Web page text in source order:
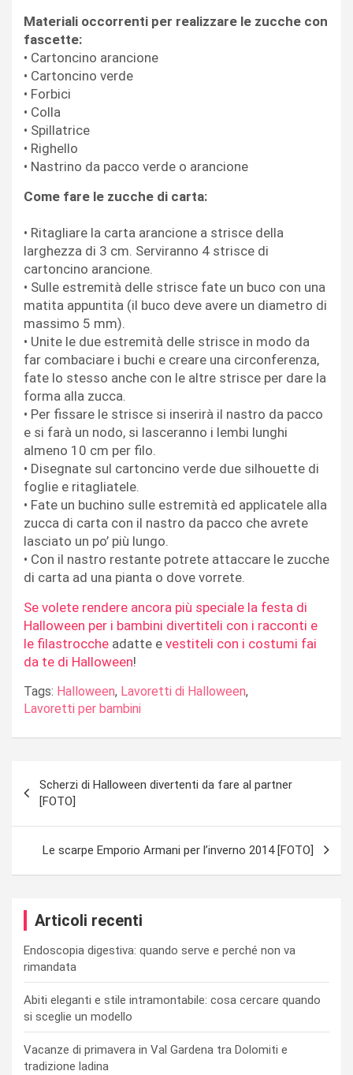
Materiali occorrenti per realizzare le zucche con
fascette:
• Cartoncino arancione
• Cartoncino verde
• Forbici
• Colla
• Spillatrice
• Righello
• Nastrino da pacco verde o arancione
Come fare le zucche di carta:
• Ritagliare la carta arancione a strisce della
larghezza di 3 cm. Serviranno 4 strisce di
cartoncino arancione.
• Sulle estremità delle strisce fate un buco con una
matita appuntita (il buco deve avere un diametro di
massimo 5 mm).
• Unite le due estremità delle strisce in modo da
far combaciare i buchi e creare una circonferenza,
fate lo stesso anche con le altre strisce per dare la
forma alla zucca.
• Per fissare le strisce si inserirà il nastro da pacco
e si farà un nodo, si lasceranno i lembi lunghi
almeno 10 cm per filo.
• Disegnate sul cartoncino verde due silhouette di
foglie e ritagliatele.
• Fate un buchino sulle estremità ed applicatele alla
zucca di carta con il nastro da pacco che avrete
lasciato un po’ più lungo.
• Con il nastro restante potrete attaccare le zucche
di carta ad una pianta o dove vorrete.
Se volete rendere ancora più speciale la festa di
Halloween per i bambini divertiteli con i racconti e
le filastrocche adatte e vestiteli con i costumi fai
da te di Halloween!
Tags: Halloween, Lavoretti di Halloween,
Lavoretti per bambini
articoli
Scherzi di Halloween divertenti da fare al partner
[FOTO]
Le scarpe Emporio Armani per l’inverno 2014 [FOTO]
Articoli recenti
Endoscopia digestiva: quando serve e perché non va
rimandata
Abiti eleganti e stile intramontabile: cosa cercare quando
si sceglie un modello
Vacanze di primavera in Val Gardena tra Dolomiti e
tradizione ladina